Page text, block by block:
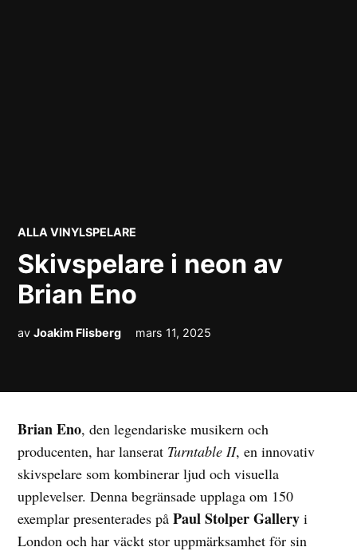
POSTED
ALLA VINYLSPELARE
Skivspelare i neon av
Brian Eno
av Joakim Flisberg mars 11, 2025
Brian Eno, den legendariske musikern och
producenten, har lanserat Turntable II, en innovativ
skivspelare som kombinerar ljud och visuella
upplevelser. Denna begränsade upplaga om 150
exemplar presenterades påPaul Stolper Gallery i
London och har väckt stor uppmärksamhet för sin